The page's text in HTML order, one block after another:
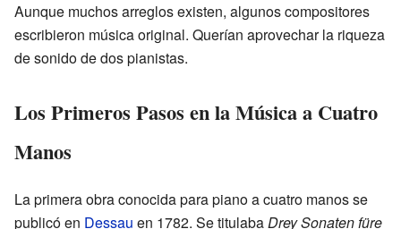
Aunque muchos arreglos existen, algunos compositores
escribieron música original. Querían aprovechar la riqueza
de sonido de dos pianistas.
Los Primeros Pasos en la Música a Cuatro
Manos
La primera obra conocida para piano a cuatro manos se
publicó en Dessau en 1782. Se titulabaDrey Sonaten füre